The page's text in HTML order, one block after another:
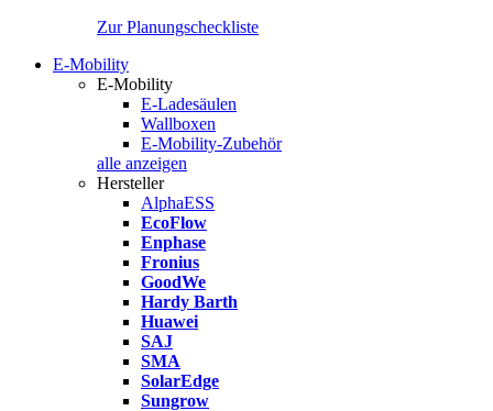
Zur Planungscheckliste
E-Mobility
E-Mobility
E-Ladesäulen
Wallboxen
E-Mobility-Zubehör
alle anzeigen
Hersteller
AlphaESS
EcoFlow
Enphase
Fronius
GoodWe
Hardy Barth
Huawei
SAJ
SMA
SolarEdge
Sungrow